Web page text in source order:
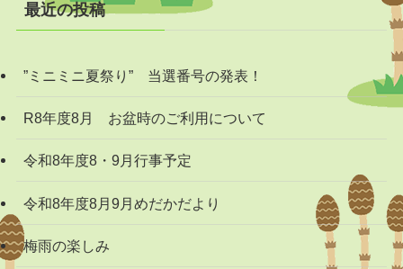
最近の投稿
”ミニミニ夏祭り” 当選番号の発表！
R8年度8月 お盆時のご利用について
令和8年度8・9月行事予定
令和8年度8月9月めだかだより
梅雨の楽しみ